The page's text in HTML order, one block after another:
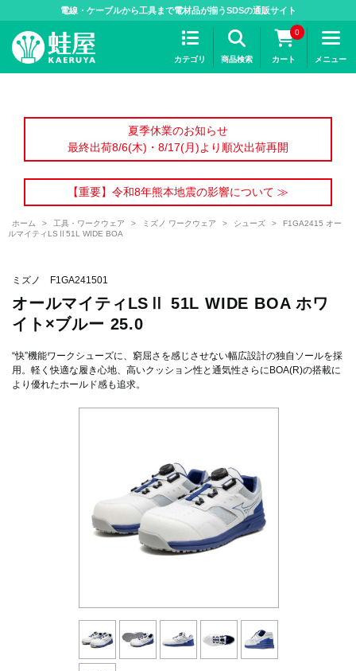
電線・ケーブルから工具まで電材品が揃うSDSの通販サイト
カテゴリ 商品検索
0
カート メニュー
夏季休業のお知らせ
最終出荷8/6(木)・8/17(月)より順次出荷再開
【重要】令和8年熊本地震の影響について ≫
ホーム > 工具・ワークウェア > ミズノ ワークウェア > シューズ >
F1GA2415 オー
ルマイティLSⅡ51L WIDE BOA
ミズノ F1GA241501
オールマイティLSⅡ 51L WIDE BOA ホワ
イト×ブルー 25.0
“快”機能ワークシューズに、窮屈さを感じさせない幅広設計の独自ソールを採
用。軽く快適な履き心地、高いクッション性と通気性さらにBOA(R)の搭載に
より優れたホールド感も追求。